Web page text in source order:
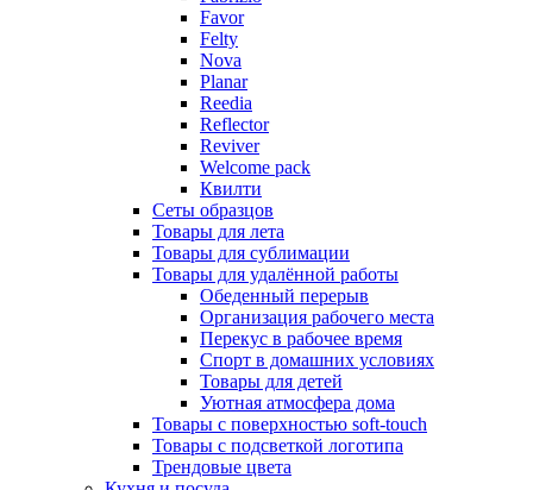
Favor
Felty
Nova
Planar
Reedia
Reflector
Reviver
Welcome pack
Квилти
Сеты образцов
Товары для лета
Товары для сублимации
Товары для удалённой работы
Обеденный перерыв
Организация рабочего места
Перекус в рабочее время
Спорт в домашних условиях
Товары для детей
Уютная атмосфера дома
Товары с поверхностью soft-touch
Товары с подсветкой логотипа
Трендовые цвета